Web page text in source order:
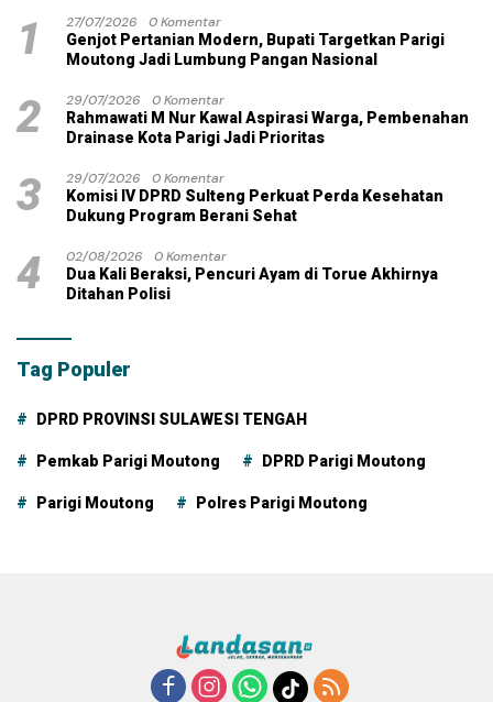
1 27/07/2026
0 Komentar
Genjot Pertanian Modern, Bupati Targetkan Parigi
Moutong Jadi Lumbung Pangan Nasional
2 29/07/2026
0 Komentar
Rahmawati M Nur Kawal Aspirasi Warga, Pembenahan
Drainase Kota Parigi Jadi Prioritas
3 29/07/2026
0 Komentar
Komisi IV DPRD Sulteng Perkuat Perda Kesehatan
Dukung Program Berani Sehat
4 02/08/2026
0 Komentar
Dua Kali Beraksi, Pencuri Ayam di Torue Akhirnya
Ditahan Polisi
Tag Populer
DPRD PROVINSI SULAWESI TENGAH
Pemkab Parigi Moutong DPRD Parigi Moutong
Parigi Moutong Polres Parigi Moutong